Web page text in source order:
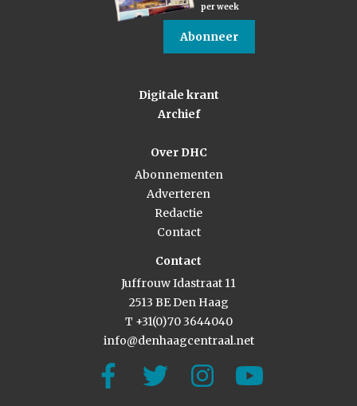
per week
Abonneer
Digitale krant
Archief
Over DHC
Abonnementen
Adverteren
Redactie
Contact
Contact
Juffrouw Idastraat 11
2513 BE Den Haag
T +31(0)70 3644040
info@denhaagcentraal.net